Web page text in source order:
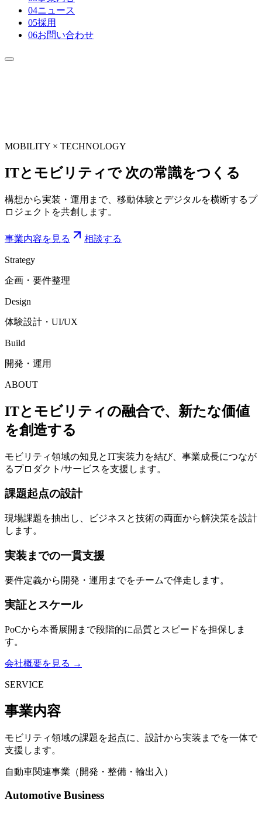
04ニュース
05採用
06お問い合わせ
MOBILITY × TECHNOLOGY
ITとモビリティで 次の常識をつくる
構想から実装・運用まで、移動体験とデジタルを横断するプ
ロジェクトを共創します。
事業内容を見る 相談する
Strategy
企画・要件整理
Design
体験設計・UI/UX
Build
開発・運用
ABOUT
ITとモビリティの融合で、新たな価値
を創造する
モビリティ領域の知見とIT実装力を結び、事業成長につなが
るプロダクト/サービスを支援します。
課題起点の設計
現場課題を抽出し、ビジネスと技術の両面から解決策を設計
します。
実装までの一貫支援
要件定義から開発・運用までをチームで伴走します。
実証とスケール
PoCから本番展開まで段階的に品質とスピードを担保しま
す。
会社概要を見る →
SERVICE
事業内容
モビリティ領域の課題を起点に、設計から実装までを一体で
支援します。
自動車関連事業（開発・整備・輸出入）
Automotive Business